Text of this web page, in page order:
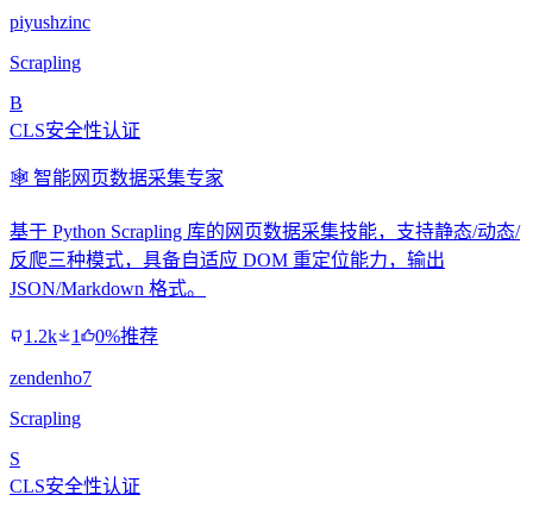
piyushzinc
Scrapling
B
CLS安全性认证
🕸️ 智能网页数据采集专家
基于 Python Scrapling 库的网页数据采集技能，支持静态/动态/
反爬三种模式，具备自适应 DOM 重定位能力，输出
JSON/Markdown 格式。
1.2k 1 0%推荐
zendenho7
Scrapling
S
CLS安全性认证